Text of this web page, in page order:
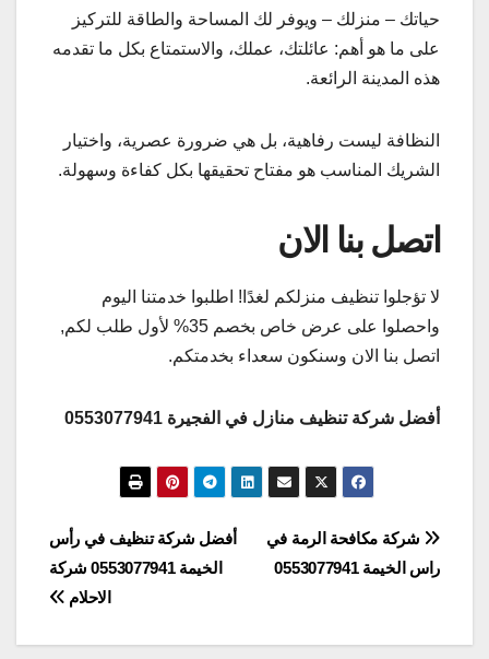
حياتك – منزلك – ويوفر لك المساحة والطاقة للتركيز
على ما هو أهم: عائلتك، عملك، والاستمتاع بكل ما تقدمه
هذه المدينة الرائعة.
النظافة ليست رفاهية، بل هي ضرورة عصرية، واختيار
الشريك المناسب هو مفتاح تحقيقها بكل كفاءة وسهولة.
اتصل بنا الان
لا تؤجلوا تنظيف منزلكم لغدًا! اطلبوا خدمتنا اليوم
واحصلوا على عرض خاص بخصم 35% لأول طلب لكم,
اتصل بنا الان وسنكون سعداء بخدمتكم.
أفضل شركة تنظيف منازل في الفجيرة 0553077941
تصفّح
المقالات
أفضل شركة تنظيف في رأس
الخيمة 0553077941 شركة
الاحلام
شركة مكافحة الرمة في
راس الخيمة 0553077941